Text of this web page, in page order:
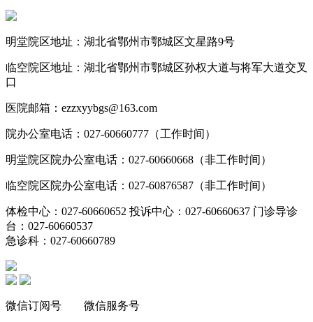
明堂院区地址：湖北省鄂州市鄂城区文星路9号
临空院区地址：湖北省鄂州市鄂城区孙权大道与将军大道交叉
口
医院邮箱：ezzxyybgs@163.com
院办公室电话：027-60660777（工作时间）
明堂院区院办公室电话：027-60660668（非工作时间）
临空院区院办公室电话：027-60876587（非工作时间）
体检中心：027-60660652 投诉中心：027-60660637 门诊导诊
台：027-60660537
急诊科：027-60660789
微信订阅号 微信服务号